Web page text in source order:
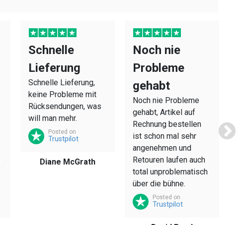
Schnelle
Lieferung
Schnelle Lieferung,
keine Probleme mit
Rücksendungen, was
will man mehr.
Posted on
Trustpilot
Diane McGrath
Noch nie
Probleme
gehabt
Noch nie Probleme
gehabt, Artikel auf
Rechnung bestellen
ist schon mal sehr
angenehmen und
Retouren laufen auch
total unproblematisch
über die bühne.
Posted on
Trustpilot